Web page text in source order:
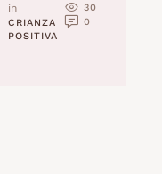
in
CRIANZA
POSITIVA
30
0